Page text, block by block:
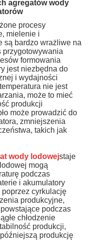
agregatów wody
procesy
mielenie i
są bardzo wrażliwe na
przygotowywania
formowania
jest niezbędna do
i wydajności
nie jest
może to mieć
produkcji
może prowadzić do
zmniejszenia
takich jak
wody lodowejstaje
mogą
podczas
i akumulatory
cyrkulację
produkcyjne,
podczas
chłodzenie
produkcji,
produkcję